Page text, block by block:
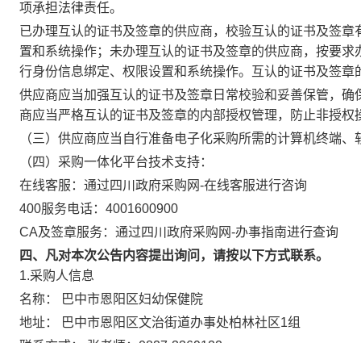
项承担法律责任。
已办理互认的证书及签章的供应商，校验互认的证书及签
置和系统操作；未办理互认的证书及签章的供应商，按要
行身份信息绑定、权限设置和系统操作。互认的证书及签
供应商应当加强互认的证书及签章日常校验和妥善保管，
商应当严格互认的证书及签章的内部授权管理，防止非授权
（三）供应商应当自行准备电子化采购所需的计算机终端
（四）采购一体化平台技术支持：
在线客服：通过四川政府采购网-在线客服进行咨询
400服务电话：4001600900
CA及签章服务：通过四川政府采购网-办事指南进行查询
四、凡对本次公告内容提出询问，请按以下方式联系。
1.采购人信息
名称：
巴中市恩阳区妇幼保健院
地址：
巴中市恩阳区文治街道办事处柏林社区1组